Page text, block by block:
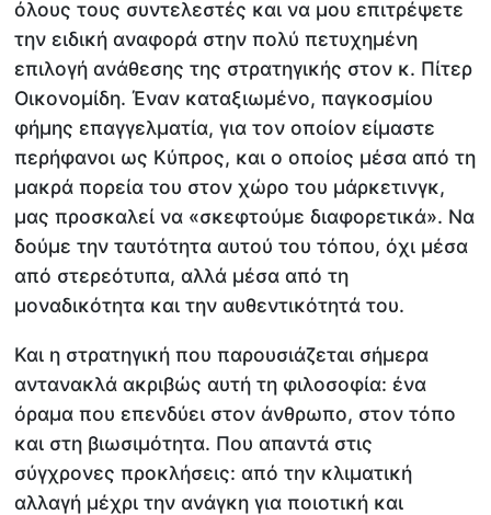
όλους τους συντελεστές και να μου επιτρέψετε
την ειδική αναφορά στην πολύ πετυχημένη
επιλογή ανάθεσης της στρατηγικής στον κ. Πίτερ
Οικονομίδη. Έναν καταξιωμένο, παγκοσμίου
φήμης επαγγελματία, για τον οποίον είμαστε
περήφανοι ως Κύπρος, και ο οποίος μέσα από τη
μακρά πορεία του στον χώρο του μάρκετινγκ,
μας προσκαλεί να «σκεφτούμε διαφορετικά». Να
δούμε την ταυτότητα αυτού του τόπου, όχι μέσα
από στερεότυπα, αλλά μέσα από τη
μοναδικότητα και την αυθεντικότητά του.
Και η στρατηγική που παρουσιάζεται σήμερα
αντανακλά ακριβώς αυτή τη φιλοσοφία: ένα
όραμα που επενδύει στον άνθρωπο, στον τόπο
και στη βιωσιμότητα. Που απαντά στις
σύγχρονες προκλήσεις: από την κλιματική
αλλαγή μέχρι την ανάγκη για ποιοτική και